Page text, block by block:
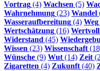
Vortrag (4) Wachsen (5)
Wahrnehmung (23) Wandel
Wasseraufbereitung (4) Weg
Wertschätzung (16) Wertvoll
Widerstand (45)
Wissen (23) Wissenschaft
Wünsche (9) Wut (14) Zeit
Zigaretten (4) Zukunft (40)